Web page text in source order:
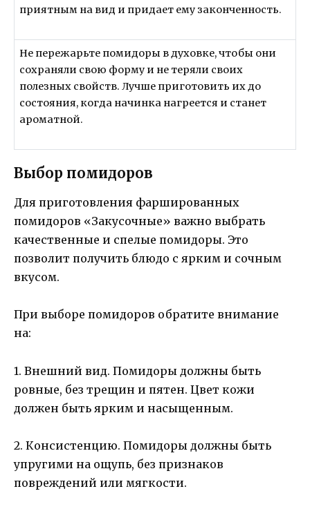
приятным на вид и придает ему законченность.
Не пережарьте помидоры в духовке, чтобы они
сохраняли свою форму и не теряли своих
полезных свойств. Лучше приготовить их до
состояния, когда начинка нагреется и станет
ароматной.
Выбор помидоров
Для приготовления фаршированных
помидоров «Закусочные» важно выбрать
качественные и спелые помидоры. Это
позволит получить блюдо с ярким и сочным
вкусом.
При выборе помидоров обратите внимание
на:
1. Внешний вид. Помидоры должны быть
ровные, без трещин и пятен. Цвет кожи
должен быть ярким и насыщенным.
2. Консистенцию. Помидоры должны быть
упругими на ощупь, без признаков
повреждений или мягкости.